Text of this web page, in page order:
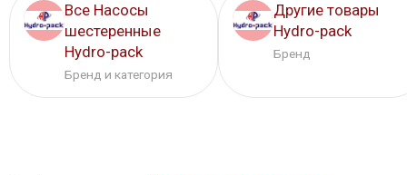
Все Насосы
шестеренные
Hydro-pack
Бренд и категория
Другие товары
Hydro-pack
Бренд